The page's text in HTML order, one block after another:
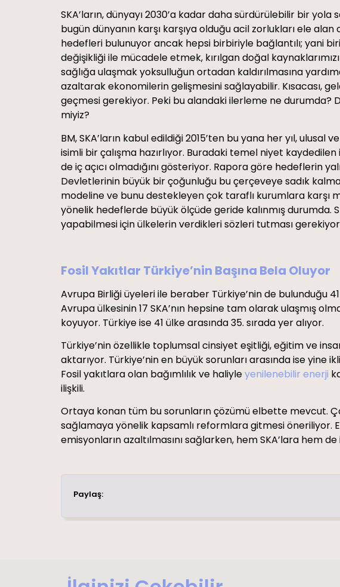
SKA’ların, dünyayı 2030’a kadar daha sürdürülebilir bir
bugün dünyanın karşı karşıya olduğu acil zorlukları ele
hedefleri bulunuyor ancak hepsi birbiriyle bağlantılı; yani
değişikliği ile mücadele etmek, kırılgan doğal
sağlığa ulaşmak yoksulluğun ortadan kaldırılmasına
azaltarak ekonomilerin gelişmesini sağlayabilir. Kısacası,
geçmesi gerekiyor. Peki bu alandaki ilerleme ne durumda?
miyiz?
BM, SKA’ların kabul edildiği 2015’ten bu yana her yıl,
isimli bir çalışma hazırlıyor. Buradaki temel niyet
de iç açıcı olmadığını gösteriyor. Rapora göre hedeflerin
Devletlerinin büyük bir çoğunluğu bu çerçeveye sadık
modeline ve bunu destekleyen çok taraflı kurumlara karşı
yönelik hedeflerde büyük ölçüde geride kalınmış durumda.
yapabilmesi için ülkelerin verdikleri sözleri tutması
Fosil Yakıtlar Türkiye’nin Başına Bela Oluyor
Avrupa Birliği üyeleri ile beraber Türkiye’nin de bulunduğu
Avrupa ülkesinin 17 SKA’nın hepsine tam olarak ulaşmış
koyuyor. Türkiye ise 41 ülke arasında 35. sırada yer alıyor.
Türkiye’nin özellikle toplumsal cinsiyet eşitliği, eğitim ve
aktarıyor. Türkiye’nin en büyük sorunları arasında ise
Fosil yakıtlara olan bağımlılık ve haliyleyenilenebilir enerji
ilişkili.
Ortaya konan tüm bu sorunların çözümü elbette mevcut.
sağlamaya yönelik kapsamlı reformlara gitmesi öneriliyor.
emisyonların azaltılmasını sağlarken, hem SKA’lara hem
Paylaş: